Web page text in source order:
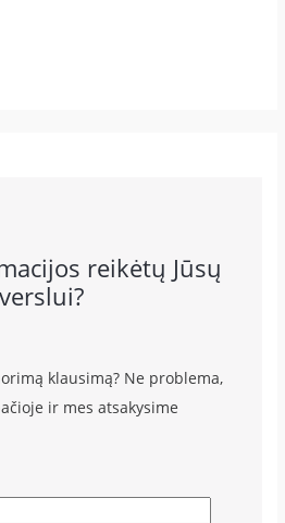
reikėtų Jūsų
verslui?
klausimą? Ne problema,
ir mes atsakysime